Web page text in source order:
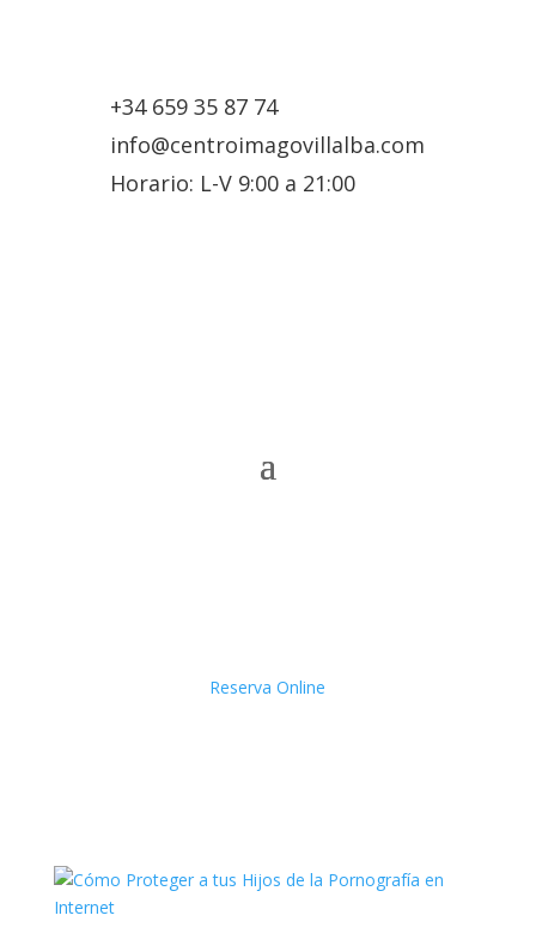
+34 659 35 87 74
info@centroimagovillalba.com
Horario: L-V 9:00 a 21:00
Reserva Online